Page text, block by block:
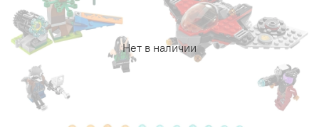
Нет в наличии